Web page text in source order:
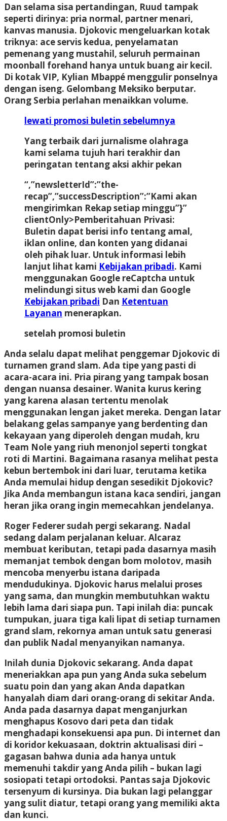
Dan selama sisa pertandingan, Ruud tampak
seperti dirinya: pria normal, partner menari,
kanvas manusia. Djokovic mengeluarkan kotak
triknya: ace servis kedua, penyelamatan
pemenang yang mustahil, seluruh permainan
moonball forehand hanya untuk buang air kecil.
Di kotak VIP, Kylian Mbappé menggulir ponselnya
dengan iseng. Gelombang Meksiko berputar.
Orang Serbia perlahan menaikkan volume.
lewati promosi buletin sebelumnya
Yang terbaik dari jurnalisme olahraga
kami selama tujuh hari terakhir dan
peringatan tentang aksi akhir pekan
“,”newsletterId”:”the-
recap”,”successDescription”:”Kami akan
mengirimkan Rekap setiap minggu”}”
clientOnly>Pemberitahuan Privasi:
Buletin dapat berisi info tentang amal,
iklan online, dan konten yang didanai
oleh pihak luar. Untuk informasi lebih
lanjut lihat kami Kebijakan pribadi. Kami
menggunakan Google reCaptcha untuk
melindungi situs web kami dan Google
Kebijakan pribadi Dan Ketentuan
Layanan menerapkan.
setelah promosi buletin
Anda selalu dapat melihat penggemar Djokovic di
turnamen grand slam. Ada tipe yang pasti di
acara-acara ini. Pria pirang yang tampak bosan
dengan nuansa desainer. Wanita kurus kering
yang karena alasan tertentu menolak
menggunakan lengan jaket mereka. Dengan latar
belakang gelas sampanye yang berdenting dan
kekayaan yang diperoleh dengan mudah, kru
Team Nole yang riuh menonjol seperti tongkat
roti di Martini. Bagaimana rasanya melihat pesta
kebun bertembok ini dari luar, terutama ketika
Anda memulai hidup dengan sesedikit Djokovic?
Jika Anda membangun istana kaca sendiri, jangan
heran jika orang ingin memecahkan jendelanya.
Roger Federer sudah pergi sekarang. Nadal
sedang dalam perjalanan keluar. Alcaraz
membuat keributan, tetapi pada dasarnya masih
memanjat tembok dengan bom molotov, masih
mencoba menyerbu istana daripada
mendudukinya. Djokovic harus melalui proses
yang sama, dan mungkin membutuhkan waktu
lebih lama dari siapa pun. Tapi inilah dia: puncak
tumpukan, juara tiga kali lipat di setiap turnamen
grand slam, rekornya aman untuk satu generasi
dan publik Nadal menyanyikan namanya.
Inilah dunia Djokovic sekarang. Anda dapat
meneriakkan apa pun yang Anda suka sebelum
suatu poin dan yang akan Anda dapatkan
hanyalah diam dari orang-orang di sekitar Anda.
Anda pada dasarnya dapat menganjurkan
menghapus Kosovo dari peta dan tidak
menghadapi konsekuensi apa pun. Di internet dan
di koridor kekuasaan, doktrin aktualisasi diri –
gagasan bahwa dunia ada hanya untuk
memenuhi takdir yang Anda pilih – bukan lagi
sosiopati tetapi ortodoksi. Pantas saja Djokovic
tersenyum di kursinya. Dia bukan lagi pelanggar
yang sulit diatur, tetapi orang yang memiliki akta
dan kunci.